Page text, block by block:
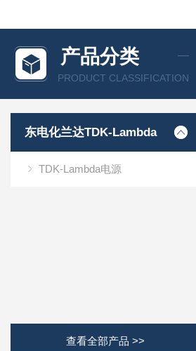
产品分类
PRODUCT CLASSIFICATION
东电化兰达TDK-Lambda
TDK-Lambda电源
查看全部产品 >>